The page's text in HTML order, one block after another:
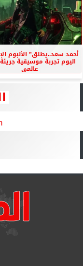
أحمد سعد..يطلق” الألبوم
اليوم تجربة موسيقية
عالمى